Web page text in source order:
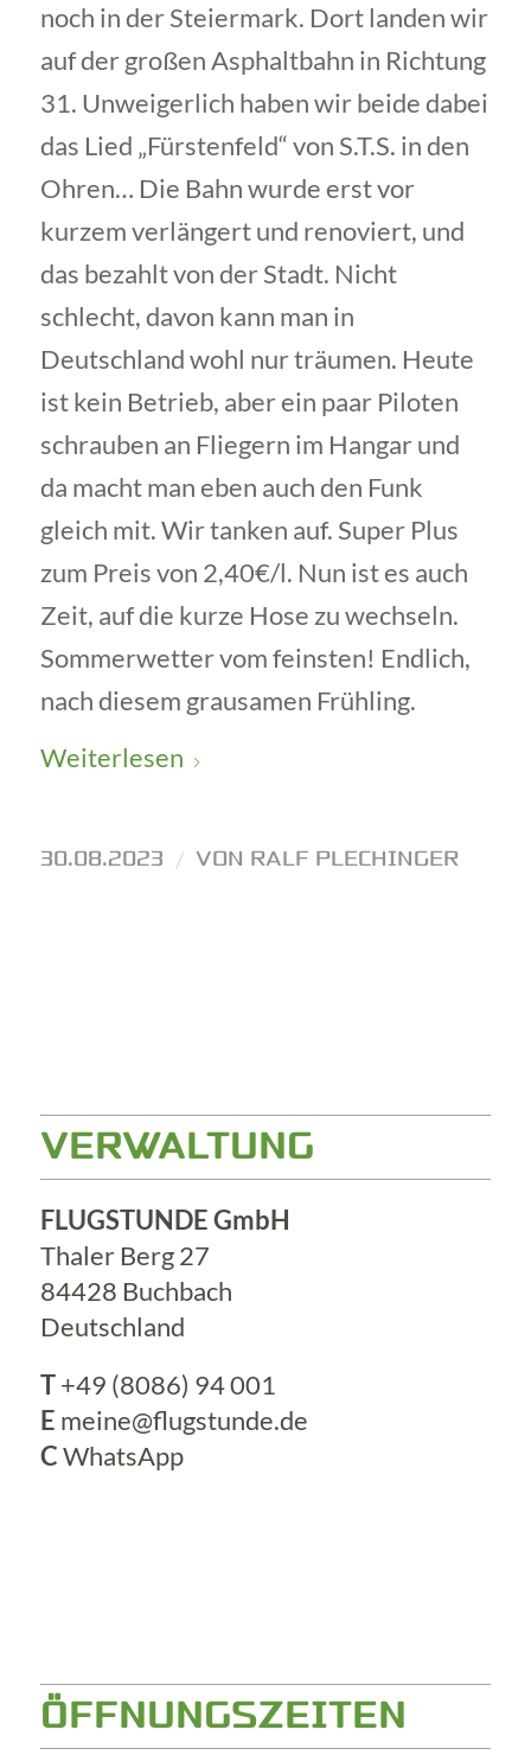
noch in der Steiermark. Dort landen wir
auf der großen Asphaltbahn in Richtung
31. Unweigerlich haben wir beide dabei
das Lied „Fürstenfeld“ von S.T.S. in den
Ohren… Die Bahn wurde erst vor
kurzem verlängert und renoviert, und
das bezahlt von der Stadt. Nicht
schlecht, davon kann man in
Deutschland wohl nur träumen. Heute
ist kein Betrieb, aber ein paar Piloten
schrauben an Fliegern im Hangar und
da macht man eben auch den Funk
gleich mit. Wir tanken auf. Super Plus
zum Preis von 2,40€/l. Nun ist es auch
Zeit, auf die kurze Hose zu wechseln.
Sommerwetter vom feinsten! Endlich,
nach diesem grausamen Frühling.
Weiterlesen
30.08.2023 / VON RALF PLECHINGER
VERWALTUNG
FLUGSTUNDE GmbH
Thaler Berg 27
84428 Buchbach
Deutschland
T +49 (8086) 94 001
E meine@flugstunde.de
CWhatsApp
ÖFFNUNGSZEITEN